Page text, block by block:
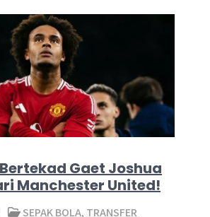
Gaet Joshua
Manchester United!
SEPAK BOLA, TRANSFER